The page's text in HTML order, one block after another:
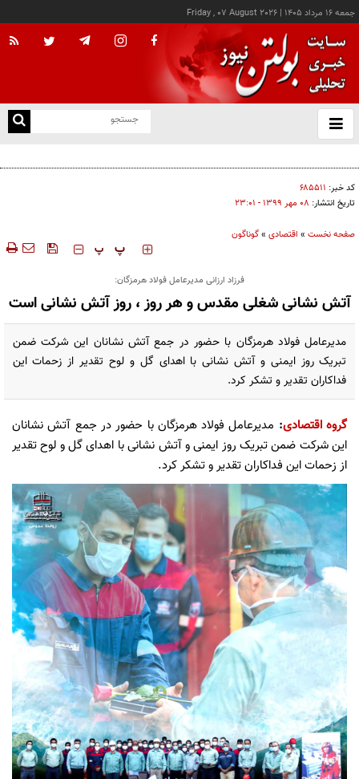
جمعه ۱۶ مرداد ۱۴۰۵ |
Friday , 07 August 2026
باز
و
کد خبر: ۶۸۵۵۱۱
تاریخ انتشار: ۰۸ مهر ۱۳۹۹ - ۲۳:۰۱
صفحه نخست » اقتصادی »گوناگون
‍‍‍ پ پ
فرزاد ارزانی مدیرعامل فولاد هرمزگان:
آتش نشانی شغلی مقدس و هر روز ، روز آتش نشانی است
مدیرعامل فولاد هرمزگان با حضور در جمع آتش نشانان این شرکت ضمن
تبریک روز ایمنی و آتش نشانی با اهدای گل و لوح تقدیر از زحمات این
فداکاران تقدیر و تشکر کرد.
گروه اقتصادی: مدیرعامل فولاد هرمزگان با حضور در جمع آتش نشانان
این شرکت ضمن تبریک روز ایمنی و آتش نشانی با اهدای گل و لوح تقدیر
از زحمات این فداکاران تقدیر و تشکر کرد.